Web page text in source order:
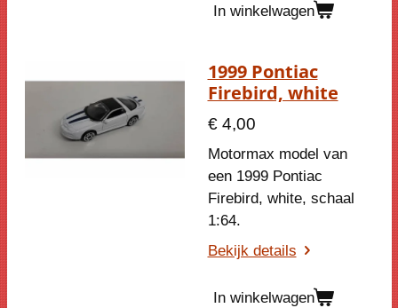
In winkelwagen
1999 Pontiac
Firebird, white
€ 4,00
Motormax model van
een 1999 Pontiac
Firebird, white, schaal
1:64.
Bekijk details
In winkelwagen